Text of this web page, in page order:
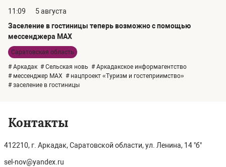
11:09
5 августа
Заселение в гостиницы теперь возможно с помощью
мессенджера MAX
Саратовская область
# Аркадак # Сельская новь # Аркадакское информагентство
# мессенджер MAX # нацпроект «Туризм и гостеприимство»
# заселение в гостиницы
Контакты
412210, г. Аркадак, Саратовской области, ул. Ленина, 14 "б"
sel-nov@yandex.ru